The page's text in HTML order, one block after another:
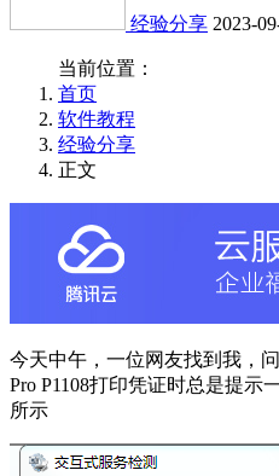
经验分享 2023-
当前位置：
首页
软件教程
经验分享
正文
今天中午，一位网友找到我，
Pro P1108打印凭证时总是提示
所示